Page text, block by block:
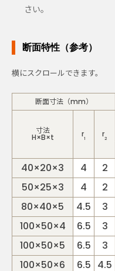
さい。
断面特性（参考）
断面寸法（mm）
寸法
H×B×t r1 r2
40×20×3 4 2
50×25×3
4 2
80×40×5
4.5 3
100×50×4
6.5 3
100×50×5
6.5 3
100×50×6
6.5 4.5